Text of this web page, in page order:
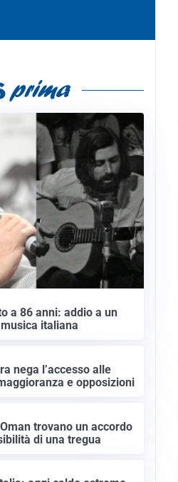
a 86 anni: addio a un
italiana
nega l’accesso alle
e opposizioni
trovano un accordo
di una tregua